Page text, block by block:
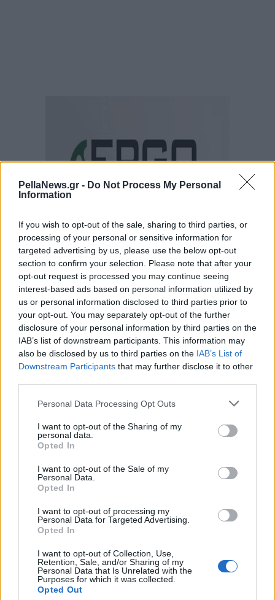
PellaNews.gr - Do Not Process My Personal
Information
If you wish to opt-out of the sale, sharing to third parties, or
processing of your personal or sensitive information for
targeted advertising by us, please use the below opt-out
section to confirm your selection. Please note that after your
opt-out request is processed you may continue seeing
interest-based ads based on personal information utilized by
us or personal information disclosed to third parties prior to
your opt-out. You may separately opt-out of the further
disclosure of your personal information by third parties on the
IAB’s list of downstream participants. This information may
also be disclosed by us to third parties on the IAB’s List of
Downstream Participants that may further disclose it to other
Personal Data Processing Opt Outs
I want to opt-out of the Sharing of my
personal data.
Opted In
I want to opt-out of the Sale of my
Personal Data.
Opted In
I want to opt-out of processing my
Personal Data for Targeted Advertising.
Opted In
I want to opt-out of Collection, Use,
Retention, Sale, and/or Sharing of my
Personal Data that Is Unrelated with the
Purposes for which it was collected.
Opted Out